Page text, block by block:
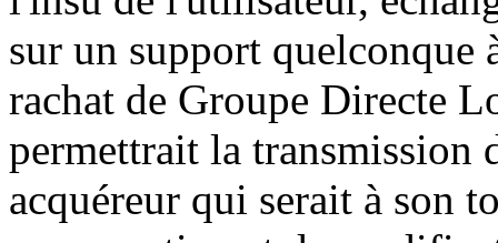
sur un support quelconque
rachat de Groupe Directe
permettrait la transmission
acquéreur qui serait à son